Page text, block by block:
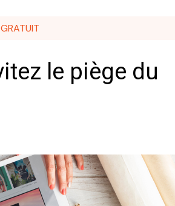
le piège du